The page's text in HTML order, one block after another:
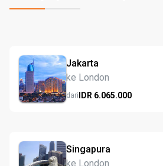
Jakarta
ke London
dariIDR 6.065.000
Singapura
ke London